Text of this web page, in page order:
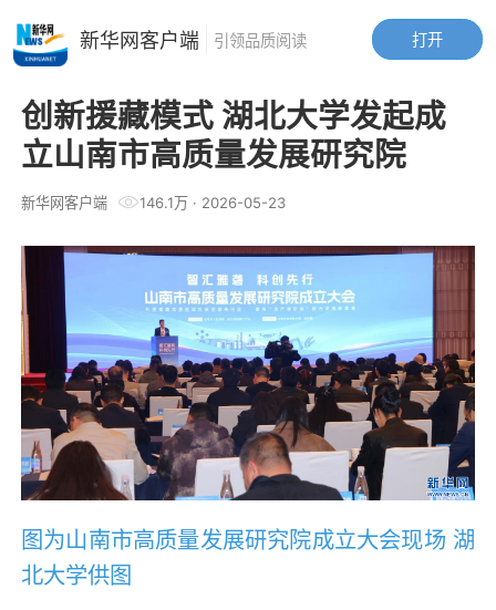
创新援藏模式 湖北大学发起成
立山南市高质量发展研究院
新华网客户端 146.1万· 2026-05-23
图为山南市高质量发展研究院成立大会现场 湖
北大学供图
打开
新华网客户端 引领品质阅读